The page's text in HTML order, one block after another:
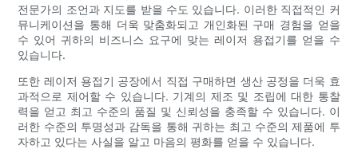
전문가의 조언과 지도를 받을 수도 있습니다. 이러한 직접적인 커
뮤니케이션을 통해 더욱 맞춤화되고 개인화된 구매 경험을 얻을
수 있어 귀하의 비즈니스 요구에 맞는 레이저 용접기를 얻을 수
있습니다.
또한 레이저 용접기 공장에서 직접 구매하면 생산 공정을 더욱 효
과적으로 제어할 수 있습니다. 기계의 제조 및 조립에 대한 통찰
력을 얻고 최고 수준의 품질 및 신뢰성을 충족할 수 있습니다. 이
러한 수준의 투명성과 감독을 통해 귀하는 최고 수준의 제품에 투
자하고 있다는 사실을 알고 마음의 평화를 얻을 수 있습니다.